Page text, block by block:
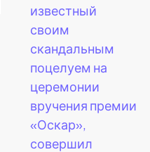
известный
своим
скандальным
поцелуем на
церемонии
вручения премии
«Оскар»,
совершил